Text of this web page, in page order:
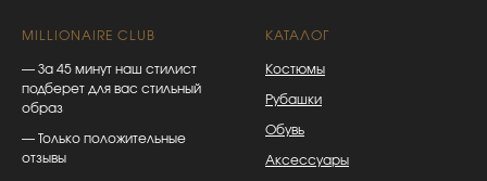
MILLIONAIRE CLUB
— За 45 минут наш стилист
подберет для вас стильный
образ
— Только положительные
отзывы
КАТАЛОГ
Костюмы
Рубашки
Обувь
Аксессуары